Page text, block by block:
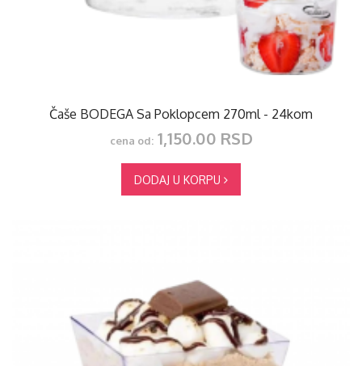
Čaše BODEGA Sa Poklopcem 270ml - 24kom
cena od:1,150.00 RSD
DODAJ U KORPU